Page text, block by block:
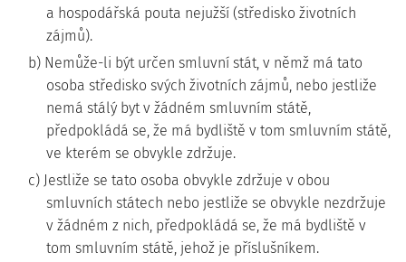
a hospodářská pouta nejužší (středisko životních
zájmů).
b) Nemůže-li být určen smluvní stát, v němž má tato
osoba středisko svých životních zájmů, nebo jestliže
nemá stálý byt v žádném smluvním státě,
předpokládá se, že má bydliště v tom smluvním státě,
ve kterém se obvykle zdržuje.
c) Jestliže se tato osoba obvykle zdržuje v obou
smluvních státech nebo jestliže se obvykle nezdržuje
v žádném z nich, předpokládá se, že má bydliště v
tom smluvním státě, jehož je příslušníkem.